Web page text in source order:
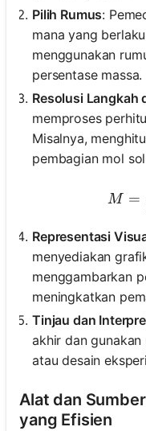
Pilih Rumus:
mana yang
menggunakan
persentase massa.
Resolusi Langkah
memproses
Misalnya,
pembagian mol
M =
Representasi
menyediakan
menggambarkan
meningkatkan
Tinjau dan
akhir dan
atau desain
Alat dan
yang Efisien